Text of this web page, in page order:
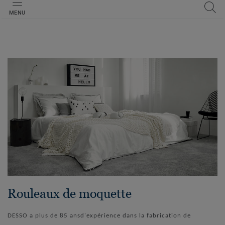
MENU
Rouleaux de moquette
DESSO a plus de 85 ansd'expérience dans la fabrication de